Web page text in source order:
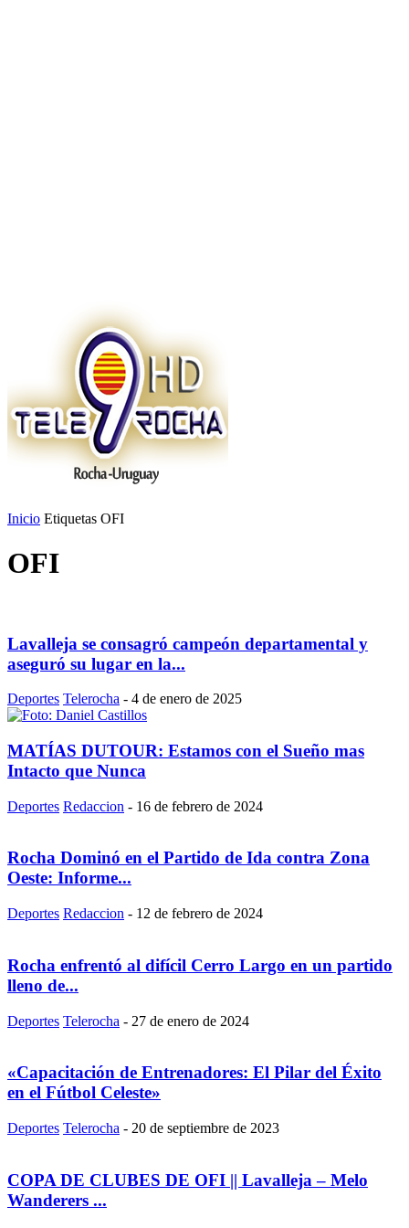
Inicio Etiquetas OFI
OFI
Lavalleja se consagró campeón departamental y
aseguró su lugar en la...
Deportes Telerocha - 4 de enero de 2025
MATÍAS DUTOUR: Estamos con el Sueño mas
Intacto que Nunca
Deportes Redaccion - 16 de febrero de 2024
Rocha Dominó en el Partido de Ida contra Zona
Oeste: Informe...
Deportes Redaccion - 12 de febrero de 2024
Rocha enfrentó al difícil Cerro Largo en un partido
lleno de...
Deportes Telerocha - 27 de enero de 2024
«Capacitación de Entrenadores: El Pilar del Éxito
en el Fútbol Celeste»
Deportes Telerocha - 20 de septiembre de 2023
COPA DE CLUBES DE OFI || Lavalleja – Melo
Wanderers ...